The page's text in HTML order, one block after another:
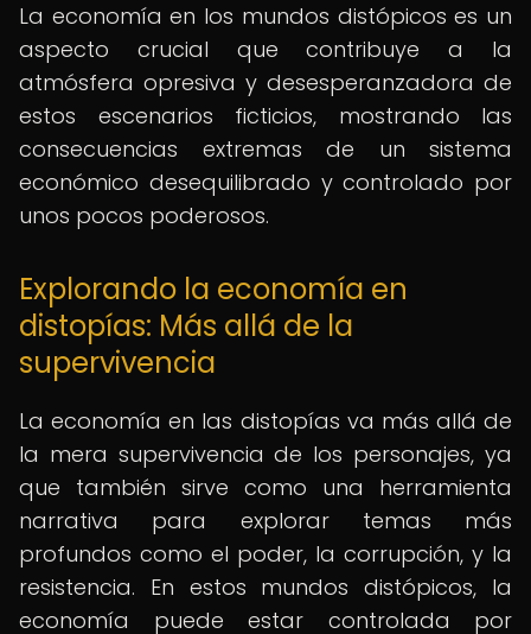
La economía en los mundos distópicos es un
aspecto crucial que contribuye a la
atmósfera opresiva y desesperanzadora de
estos escenarios ficticios, mostrando las
consecuencias extremas de un sistema
económico desequilibrado y controlado por
unos pocos poderosos.
Explorando la economía en
distopías: Más allá de la
supervivencia
La economía en las distopías va más allá de
la mera supervivencia de los personajes, ya
que también sirve como una herramienta
narrativa para explorar temas más
profundos como el poder, la corrupción, y la
resistencia. En estos mundos distópicos, la
economía puede estar controlada por